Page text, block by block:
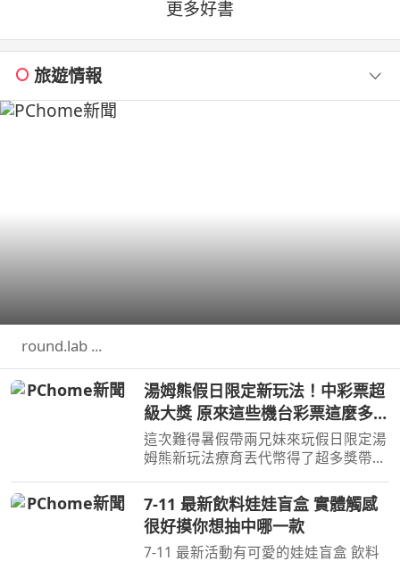
文化 出版日期：2026-07-03
00:00:00 ＜內容簡介＞戒掉你
更多好書
旅遊情報
round.lab ...
湯姆熊假日限定新玩法！中彩票超
級大獎 原來這些機台彩票這麼多！
【Bobo TV】
這次難得暑假帶兩兄妹來玩假日限定湯
姆熊新玩法療育丟代幣得了超多獎帶兩
我們的蹦蹦 ...
7-11 最新飲料娃娃盲盒 實體觸感
很好摸你想抽中哪一款
7-11 最新活動有可愛的娃娃盲盒 飲料